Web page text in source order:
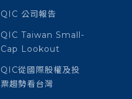
QIC 公司報告
QIC Taiwan Small-
Cap Lookout
QIC從國際股權及投
票趨勢看台灣